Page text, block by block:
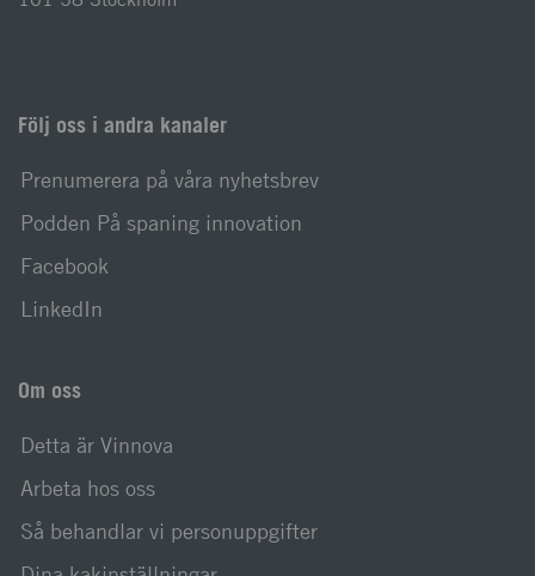
Följ oss i andra kanaler
Prenumerera på våra nyhetsbrev
Podden På spaning innovation
Facebook
LinkedIn
Om oss
Detta är Vinnova
Arbeta hos oss
Så behandlar vi personuppgifter